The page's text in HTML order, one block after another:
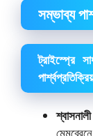
সম্ভাব্য
ট্রাইস্প্রে